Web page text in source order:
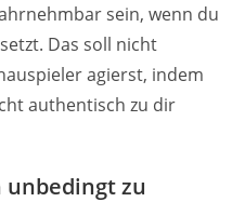
sein, wenn du
Das soll nicht
agierst, indem
authentisch zu dir
unbedingt zu